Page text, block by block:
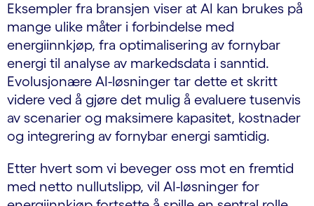
Eksempler fra bransjen viser at AI kan brukes på
mange ulike måter i forbindelse med
energiinnkjøp, fra optimalisering av fornybar
energi til analyse av markedsdata i sanntid.
Evolusjonære AI-løsninger tar dette et skritt
videre ved å gjøre det mulig å evaluere tusenvis
av scenarier og maksimere kapasitet, kostnader
og integrering av fornybar energi samtidig.
Etter hvert som vi beveger oss mot en fremtid
med netto nullutslipp, vil AI-løsninger for